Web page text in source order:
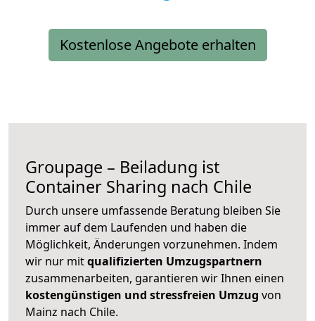
Kostenlose Angebote erhalten
Groupage – Beiladung ist
Container Sharing nach Chile
Durch unsere umfassende Beratung bleiben Sie
immer auf dem Laufenden und haben die
Möglichkeit, Änderungen vorzunehmen. Indem
wir nur mitqualifizierten Umzugspartnern
zusammenarbeiten, garantieren wir Ihnen einen
kostengünstigen und stressfreien Umzug von
Mainz nach Chile.